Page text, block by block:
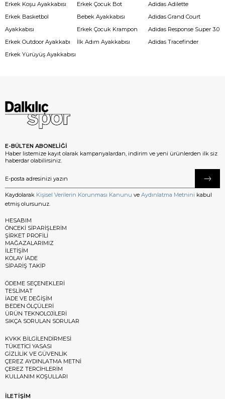
Erkek Koşu Ayakkabısı
Erkek Basketbol
Ayakkabısı
Erkek Outdoor Ayakkabı
Erkek Yürüyüş Ayakkabısı
Erkek Çocuk Bot
Bebek Ayakkabısı
Erkek Çocuk Krampon
İlk Adım Ayakkabısı
Adidas Adilette
Adidas Grand Court
Adidas Response Super 3.0
Adidas Tracefinder
E-BÜLTEN ABONELİĞİ
Haber listemize kayıt olarak kampanyalardan, indirim ve yeni ürünlerden ilk siz
haberdar olabilirsiniz.
Kaydolarak Kişisel Verilerin Korunması Kanunu ve Aydınlatma Metnini kabul
etmiş olursunuz.
HESABIM
ÖNCEKİ SİPARİŞLERİM
ŞİRKET PROFİLİ
MAĞAZALARIMIZ
İLETİŞİM
KOLAY İADE
SİPARİŞ TAKİP
ÖDEME SEÇENEKLERİ
TESLİMAT
İADE VE DEĞİŞİM
BEDEN ÖLÇÜLERİ
ÜRÜN TEKNOLOJİLERİ
SIKÇA SORULAN SORULAR
KVKK BİLGİLENDİRMESİ
TÜKETİCİ YASASI
GİZLİLİK VE GÜVENLİK
ÇEREZ AYDINLATMA METNİ
ÇEREZ TERCİHLERİM
KULLANIM KOŞULLARI
İLETİŞİM